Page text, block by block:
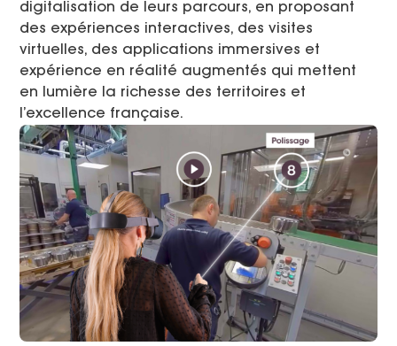
digitalisation de leurs parcours, en proposant
des expériences interactives, des visites
virtuelles, des applications immersives et
expérience en réalité augmentés qui mettent
en lumière la richesse des territoires et
l’excellence française.